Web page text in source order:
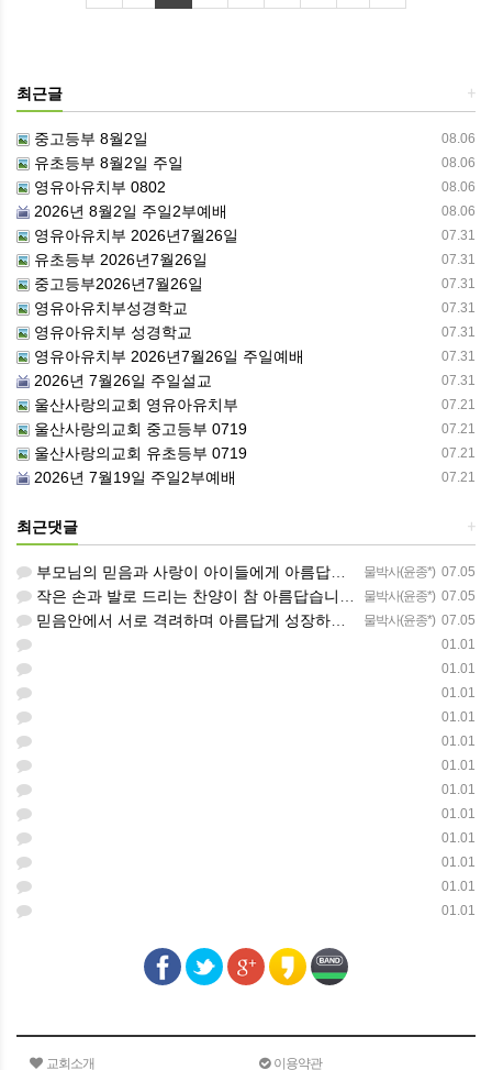
+
최근글
08.06
중고등부 8월2일
08.06
유초등부 8월2일 주일
08.06
영유아유치부 0802
08.06
2026년 8월2일 주일2부예배
07.31
영유아유치부 2026년7월26일
07.31
유초등부 2026년7월26일
07.31
중고등부2026년7월26일
07.31
영유아유치부성경학교
07.31
영유아유치부 성경학교
07.31
영유아유치부 2026년7월26일 주일예배
07.31
2026년 7월26일 주일설교
07.21
울산사랑의교회 영유아유치부
07.21
울산사랑의교회 중고등부 0719
07.21
울산사랑의교회 유초등부 0719
07.21
2026년 7월19일 주일2부예배
+
최근댓글
물박사(윤종*) 07.05
부모님의 믿음과 사랑이 아이들에게 아름답게 이어지길 축복합니다
물박사(윤종*) 07.05
작은 손과 발로 드리는 찬양이 참 아름답습니다 하나님의 사랑이 늘 함께하길 기도합니다
물박사(윤종*) 07.05
믿음안에서 서로 격려하며 아름답게 성장하는 중고등부가 되길 응원합니다
01.01
01.01
01.01
01.01
01.01
01.01
01.01
01.01
01.01
01.01
01.01
01.01
교회소개 이용약관